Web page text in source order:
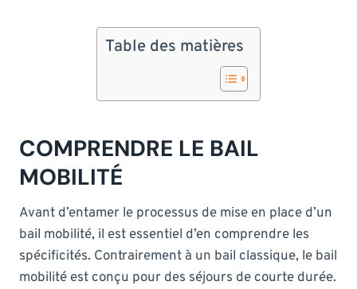
Table des matières
COMPRENDRE LE BAIL
MOBILITÉ
Avant d’entamer le processus de mise en place d’un
bail mobilité, il est essentiel d’en comprendre les
spécificités. Contrairement à un bail classique, le bail
mobilité est conçu pour des séjours de courte durée.